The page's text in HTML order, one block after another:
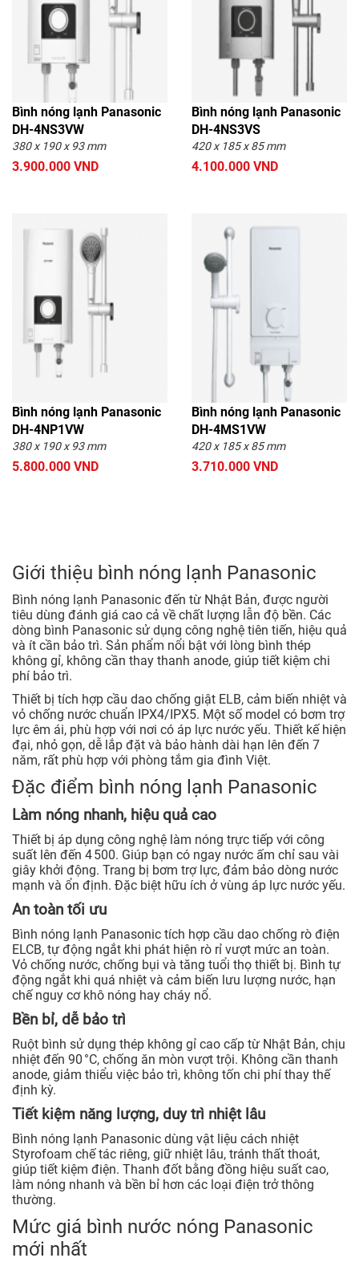
Bình nóng lạnh Panasonic
DH-4NS3VW
380 x 190 x 93 mm
3.900.000 VND
Bình nóng lạnh Panasonic
DH-4NS3VS
420 x 185 x 85 mm
4.100.000 VND
Bình nóng lạnh Panasonic
DH-4NP1VW
380 x 190 x 93 mm
5.800.000 VND
Bình nóng lạnh Panasonic
DH-4MS1VW
420 x 185 x 85 mm
3.710.000 VND
Giới thiệu bình nóng lạnh Panasonic
Bình nóng lạnh Panasonic đến từ Nhật Bản, được người
tiêu dùng đánh giá cao cả về chất lượng lẫn độ bền. Các
dòng bình Panasonic sử dụng công nghệ tiên tiến, hiệu quả
và ít cần bảo trì. Sản phẩm nổi bật với lòng bình thép
không gỉ, không cần thay thanh anode, giúp tiết kiệm chi
phí bảo trì.
Thiết bị tích hợp cầu dao chống giật ELB, cảm biến nhiệt và
vỏ chống nước chuẩn IPX4/IPX5. Một số model có bơm trợ
lực êm ái, phù hợp với nơi có áp lực nước yếu. Thiết kế hiện
đại, nhỏ gọn, dễ lắp đặt và bảo hành dài hạn lên đến 7
năm, rất phù hợp với phòng tắm gia đình Việt.
Đặc điểm bình nóng lạnh Panasonic
Làm nóng nhanh, hiệu quả cao
Thiết bị áp dụng công nghệ làm nóng trực tiếp với công
suất lên đến 4 500. Giúp bạn có ngay nước ấm chỉ sau vài
giây khởi động. Trang bị bơm trợ lực, đảm bảo dòng nước
mạnh và ổn định. Đặc biệt hữu ích ở vùng áp lực nước yếu.
An toàn tối ưu
Bình nóng lạnh Panasonic tích hợp cầu dao chống rò điện
ELCB, tự động ngắt khi phát hiện rò rỉ vượt mức an toàn.
Vỏ chống nước, chống bụi và tăng tuổi thọ thiết bị. Bình tự
động ngắt khi quá nhiệt và cảm biến lưu lượng nước, hạn
chế nguy cơ khô nóng hay cháy nổ.
Bền bỉ, dễ bảo trì
Ruột bình sử dụng thép không gỉ cao cấp từ Nhật Bản, chịu
nhiệt đến 90 °C, chống ăn mòn vượt trội. Không cần thanh
anode, giảm thiểu việc bảo trì, không tốn chi phí thay thế
định kỳ.
Tiết kiệm năng lượng, duy trì nhiệt lâu
Bình nóng lạnh Panasonic dùng vật liệu cách nhiệt
Styrofoam chế tác riêng, giữ nhiệt lâu, tránh thất thoát,
giúp tiết kiệm điện. Thanh đốt bằng đồng hiệu suất cao,
làm nóng nhanh và bền bỉ hơn các loại điện trở thông
thường.
Mức giá bình nước nóng Panasonic
mới nhất